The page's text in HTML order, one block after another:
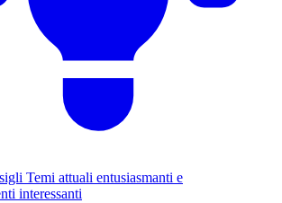
Temi attuali entusiasmanti e
interessanti